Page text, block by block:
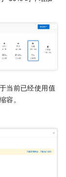
当前已经使用值
容。